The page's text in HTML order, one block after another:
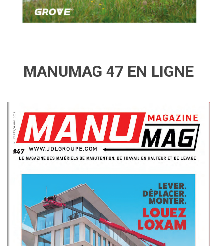
MANUMAG 47 EN LIGNE